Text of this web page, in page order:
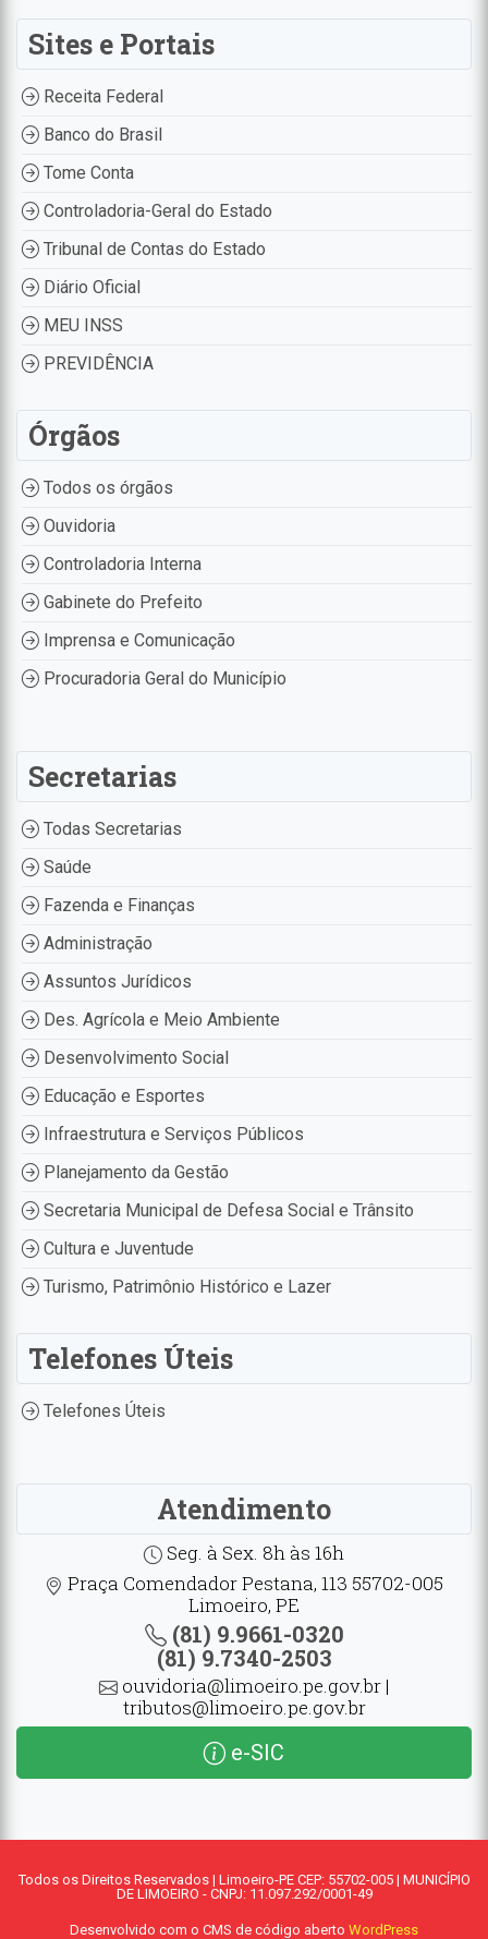
Sites e Portais
Receita Federal
Banco do Brasil
Tome Conta
Controladoria-Geral do Estado
Tribunal de Contas do Estado
Diário Oficial
MEU INSS
PREVIDÊNCIA
Órgãos
Todos os órgãos
Ouvidoria
Controladoria Interna
Gabinete do Prefeito
Imprensa e Comunicação
Procuradoria Geral do Município
Secretarias
Todas Secretarias
Saúde
Fazenda e Finanças
Administração
Assuntos Jurídicos
Des. Agrícola e Meio Ambiente
Desenvolvimento Social
Educação e Esportes
Infraestrutura e Serviços Públicos
Planejamento da Gestão
Secretaria Municipal de Defesa Social e Trânsito
Cultura e Juventude
Turismo, Patrimônio Histórico e Lazer
Telefones Úteis
Telefones Úteis
Atendimento
Seg. à Sex. 8h às 16h
Praça Comendador Pestana, 113 55702-005
Limoeiro, PE
(81) 9.9661-0320
(81) 9.7340-2503
ouvidoria@limoeiro.pe.gov.br |
tributos@limoeiro.pe.gov.br
e-SIC
Todos os Direitos Reservados | Limoeiro-PE CEP: 55702-005 | MUNICÍPIO
DE LIMOEIRO - CNPJ: 11.097.292/0001-49
Desenvolvido com o CMS de código aberto WordPress